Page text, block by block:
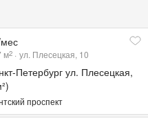
м2 ул. Плесецкая, 10
Петербург ул. Плесецкая,
проспект